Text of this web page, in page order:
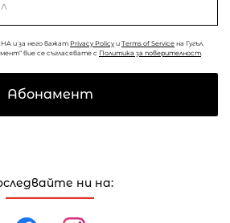
ни на:
и за него важат Privacy Policy и Terms of Service на Гугъл.
вие се съгласявате с Политика за поверителност
Абонамент